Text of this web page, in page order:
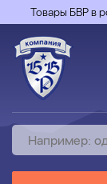
Товары БВР в